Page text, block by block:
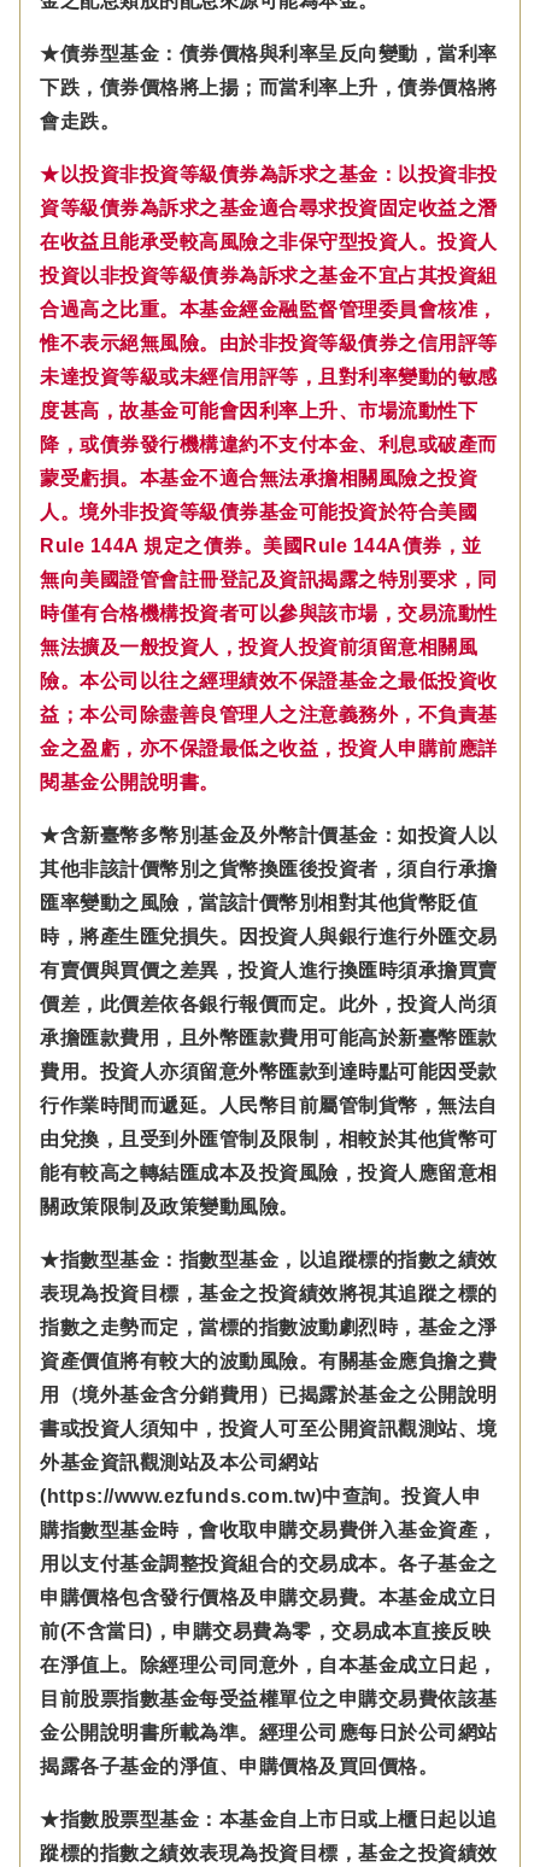
★債券型基金：債券價格與利率呈反向變動，當利率
下跌，債券價格將上揚；而當利率上升，債券價格將
會走跌。
★以投資非投資等級債券為訴求之基金：以投資非投
資等級債券為訴求之基金適合尋求投資固定收益之潛
在收益且能承受較高風險之非保守型投資人。投資人
投資以非投資等級債券為訴求之基金不宜占其投資組
合過高之比重。本基金經金融監督管理委員會核准，
惟不表示絕無風險。由於非投資等級債券之信用評等
未達投資等級或未經信用評等，且對利率變動的敏感
度甚高，故基金可能會因利率上升、市場流動性下
降，或債券發行機構違約不支付本金、利息或破產而
蒙受虧損。本基金不適合無法承擔相關風險之投資
人。境外非投資等級債券基金可能投資於符合美國
Rule 144A 規定之債券。美國Rule 144A債券，並
無向美國證管會註冊登記及資訊揭露之特別要求，同
時僅有合格機構投資者可以參與該市場，交易流動性
無法擴及一般投資人，投資人投資前須留意相關風
險。本公司以往之經理績效不保證基金之最低投資收
益；本公司除盡善良管理人之注意義務外，不負責基
金之盈虧，亦不保證最低之收益，投資人申購前應詳
閱基金公開說明書。
★含新臺幣多幣別基金及外幣計價基金：如投資人以
其他非該計價幣別之貨幣換匯後投資者，須自行承擔
匯率變動之風險，當該計價幣別相對其他貨幣貶值
時，將產生匯兌損失。因投資人與銀行進行外匯交易
有賣價與買價之差異，投資人進行換匯時須承擔買賣
價差，此價差依各銀行報價而定。此外，投資人尚須
承擔匯款費用，且外幣匯款費用可能高於新臺幣匯款
費用。投資人亦須留意外幣匯款到達時點可能因受款
行作業時間而遞延。人民幣目前屬管制貨幣，無法自
由兌換，且受到外匯管制及限制，相較於其他貨幣可
能有較高之轉結匯成本及投資風險，投資人應留意相
關政策限制及政策變動風險。
★指數型基金：指數型基金，以追蹤標的指數之績效
表現為投資目標，基金之投資績效將視其追蹤之標的
指數之走勢而定，當標的指數波動劇烈時，基金之淨
資產價值將有較大的波動風險。有關基金應負擔之費
用（境外基金含分銷費用）已揭露於基金之公開說明
書或投資人須知中，投資人可至公開資訊觀測站、境
外基金資訊觀測站及本公司網站
(https://www.ezfunds.com.tw)中查詢。投資人申
購指數型基金時，會收取申購交易費併入基金資產，
用以支付基金調整投資組合的交易成本。各子基金之
申購價格包含發行價格及申購交易費。本基金成立日
前(不含當日)，申購交易費為零，交易成本直接反映
在淨值上。除經理公司同意外，自本基金成立日起，
目前股票指數基金每受益權單位之申購交易費依該基
金公開說明書所載為準。經理公司應每日於公司網站
揭露各子基金的淨值、申購價格及買回價格。
★指數股票型基金：本基金自上市日或上櫃日起以追
蹤標的指數之績效表現為投資目標，基金之投資績效